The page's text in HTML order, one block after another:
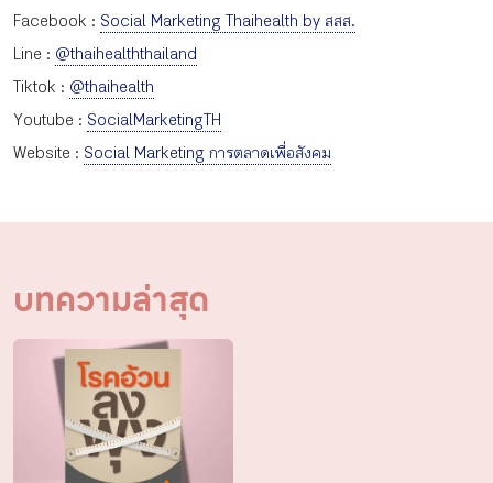
Facebook : Social Marketing Thaihealth by สสส.
Line : @thaihealththailand
Tiktok : @thaihealth
Youtube : SocialMarketingTH
Website : Social Marketing การตลาดเพื่อสังคม
บทความล่าสุด